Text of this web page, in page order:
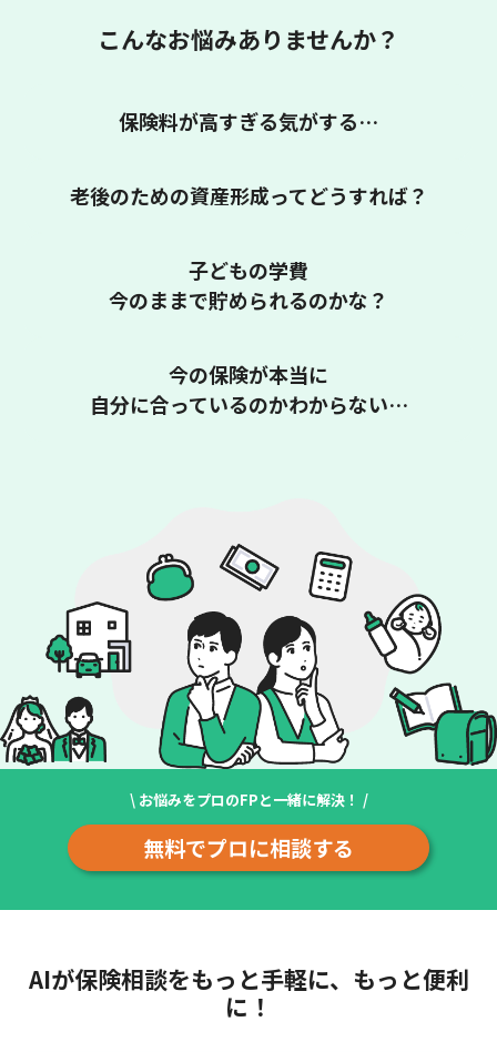
こんなお悩みありませんか？
保険料が高すぎる気がする…
老後のための資産形成ってどうすれば？
子どもの学費
今のままで貯められるのかな？
今の保険が本当に
自分に合っているのかわからない…
\ お悩みをプロのFPと一緒に解決！ /
無料でプロに相談する
AIが保険相談をもっと手軽に、もっと便利
に！